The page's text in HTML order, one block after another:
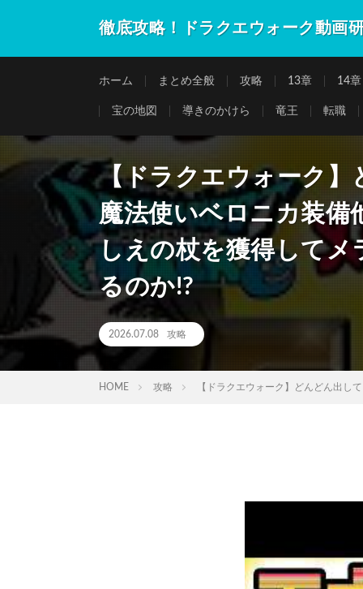
徹底攻略！ドラクエウォーク動画
ホーム まとめ全般 攻略 13章 14章
宝の地図 導きのかけら 竜王 転職
【ドラクエウォーク】
魔法使いベロニカ装備
しえの杖を獲得してメ
るのか!?
2026.07.08 攻略
HOME 攻略 【ドラクエウォーク】どんどん出し